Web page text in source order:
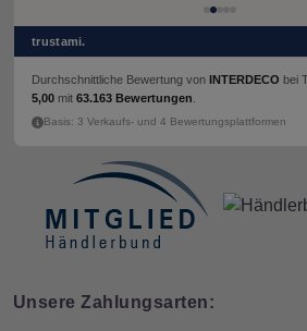
trustami.
Durchschnittliche Bewertung von INTERDECO bei
5,00 mit 63.163 Bewertungen
Basis: 3 Verkaufs- und 4 Bewertungsplattformen
Unsere Zahlungsarten: